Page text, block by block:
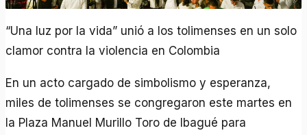
“Una luz por la vida” unió a los tolimenses en un solo
clamor contra la violencia en Colombia
En un acto cargado de simbolismo y esperanza,
miles de tolimenses se congregaron este martes en
la Plaza Manuel Murillo Toro de Ibagué para